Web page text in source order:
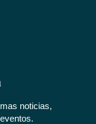
noticias,